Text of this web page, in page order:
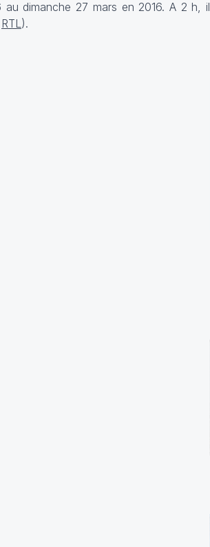
dimanche 27 mars en 2016. A 2 h, il
RTL).